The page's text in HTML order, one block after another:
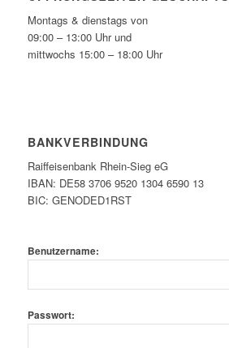
Montags & dienstags von
09:00 – 13:00 Uhr und
mittwochs 15:00 – 18:00 Uhr
BANKVERBINDUNG
Raiffeisenbank Rhein-Sieg eG
IBAN: DE58 3706 9520 1304 6590 13
BIC: GENODED1RST
Benutzername:
Passwort: